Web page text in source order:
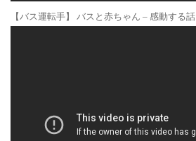
【バス運転手】 バスと赤ちゃん – 感動する話